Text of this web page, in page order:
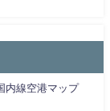
内線空港マップ